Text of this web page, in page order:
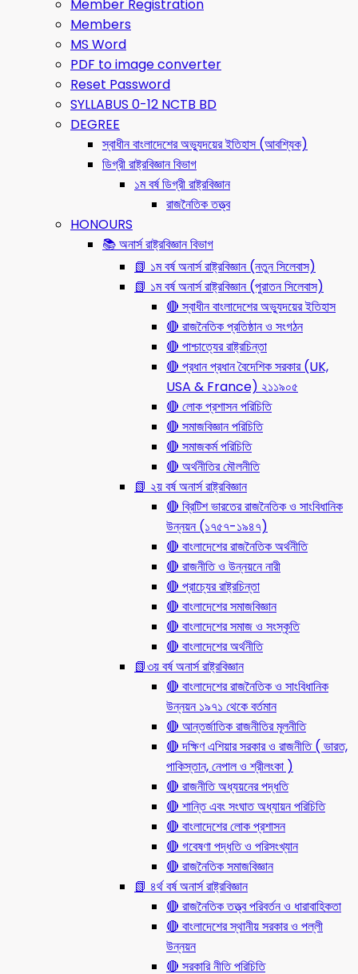
Member Registration
Members
MS Word
PDF to image converter
Reset Password
SYLLABUS 0-12 NCTB BD
DEGREE
স্বাধীন বাংলাদেশের অভ্যুদয়ের ইতিহাস (আবশ্যিক)
ডিগ্রী রাষ্ট্রবিজ্ঞান বিভাগ
১ম বর্ষ ডিগ্রী রাষ্ট্রবিজ্ঞান
রাজনৈতিক তত্ত্ব
HONOURS
📚 অনার্স রাষ্ট্রবিজ্ঞান বিভাগ
📗 ১ম বর্ষ অনার্স রাষ্ট্রবিজ্ঞান (নতুন সিলেবাস)
📗 ১ম বর্ষ অনার্স রাষ্ট্রবিজ্ঞান (পুরাতন সিলেবাস)
🔴 স্বাধীন বাংলাদেশের অভ্যুদয়ের ইতিহাস
🔴 রাজনৈতিক প্রতিষ্ঠান ও সংগঠন
🔴 পাশ্চাত্যের রাষ্ট্রচিন্তা
🔴 প্রধান প্রধান বৈদেশিক সরকার (UK,
USA & France) ২১১৯০৫
🔴 লোক প্রশাসন পরিচিতি
🔴 সমাজবিজ্ঞান পরিচিতি
🔴 সমাজকর্ম পরিচিতি
🔴 অর্থনীতির মৌলনীতি
📗 ২য় বর্ষ অনার্স রাষ্ট্রবিজ্ঞান
🔴 ব্রিটিশ ভারতের রাজনৈতিক ও সাংবিধানিক
উন্নয়ন (১৭৫৭-১৯৪৭)
🔴 বাংলাদেশের রাজনৈতিক অর্থনীতি
🔴 রাজনীতি ও উন্নয়নে নারী
🔴 প্রাচ্যের রাষ্ট্রচিন্তা
🔴 বাংলাদেশের সমাজবিজ্ঞান
🔴 বাংলাদেশের সমাজ ও সংস্কৃতি
🔴 বাংলাদেশের অর্থনীতি
📗৩য় বর্ষ অনার্স রাষ্ট্রবিজ্ঞান
🔴 বাংলাদেশের রাজনৈতিক ও সাংবিধানিক
উন্নয়ন ১৯৭১ থেকে বর্তমান
🔴 আন্তর্জাতিক রাজনীতির মূলনীতি
🔴 দক্ষিণ এশিয়ার সরকার ও রাজনীতি ( ভারত,
পাকিস্তান, নেপাল ও শ্রীলংকা )
🔴 রাজনীতি অধ্যয়নের পদ্ধতি
🔴 শান্তি এবং সংঘাত অধ্যায়ন পরিচিতি
🔴 বাংলাদেশের লোক প্রশাসন
🔴 গবেষণা পদ্ধতি ও পরিসংখ্যান
🔴 রাজনৈতিক সমাজবিজ্ঞান
📗 ৪র্থ বর্ষ অনার্স রাষ্ট্রবিজ্ঞান
🔴 রাজনৈতিক তত্ত্ব পরিবর্তন ও ধারাবাহিকতা
🔴 বাংলাদেশের স্থানীয় সরকার ও পল্লী
উন্নয়ন
🔴 সরকারি নীতি পরিচিতি